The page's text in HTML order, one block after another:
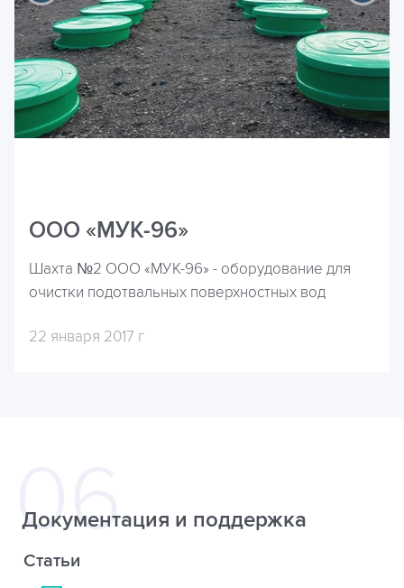
ООО «МУК-96»
Шахта №2 ООО «МУК-96» - оборудование для
очистки подотвальных поверхностных вод
22 января 2017 г
Документация и поддержка
Статьи